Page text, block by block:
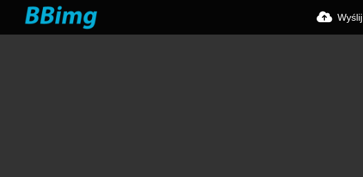
Wyślij